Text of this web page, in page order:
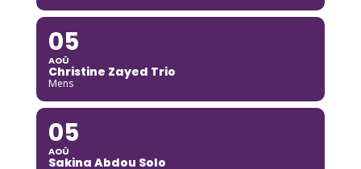
05
AOÛ
Christine Zayed Trio
Mens
05
AOÛ
Sakina Abdou Solo